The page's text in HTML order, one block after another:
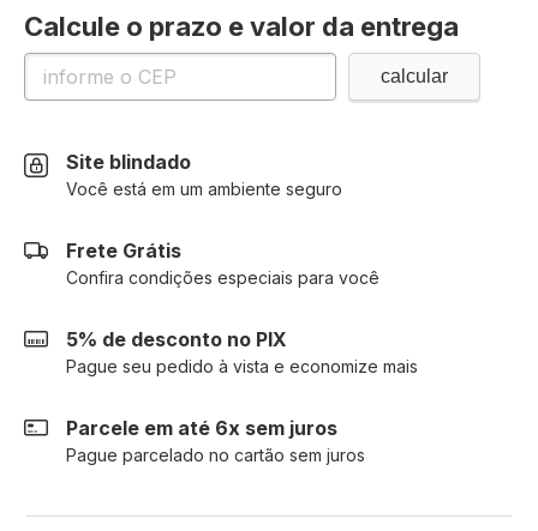
Calcule o prazo e valor da entrega
Site blindado
Você está em um ambiente seguro
Frete Grátis
Confira condições especiais para você
5% de desconto no PIX
Pague seu pedido à vista e economize mais
Parcele em até 6x sem juros
Pague parcelado no cartão sem juros